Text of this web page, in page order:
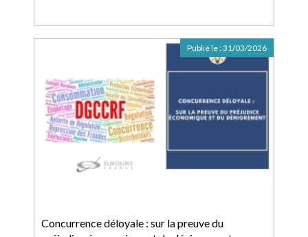
Concurrence déloyale : sur la preuve du
Publié le :31/03/2026